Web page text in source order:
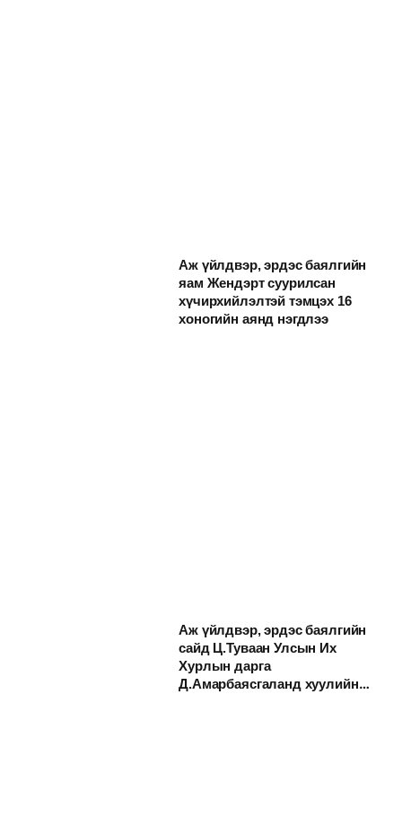
Аж үйлдвэр, эрдэс баялгийн
яам Жендэрт суурилсан
хүчирхийлэлтэй тэмцэх 16
хоногийн аянд нэгдлээ
Аж үйлдвэр, эрдэс баялгийн
сайд Ц.Туваан Улсын Их
Хурлын дарга
Д.Амарбаясгаланд хуулийн